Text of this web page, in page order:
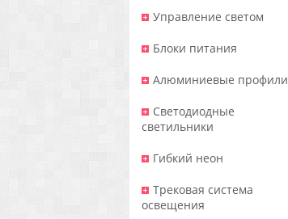
Управление светом
Блоки питания
Алюминиевые профили
Светодиодные
светильники
Гибкий неон
Трековая система
освещения